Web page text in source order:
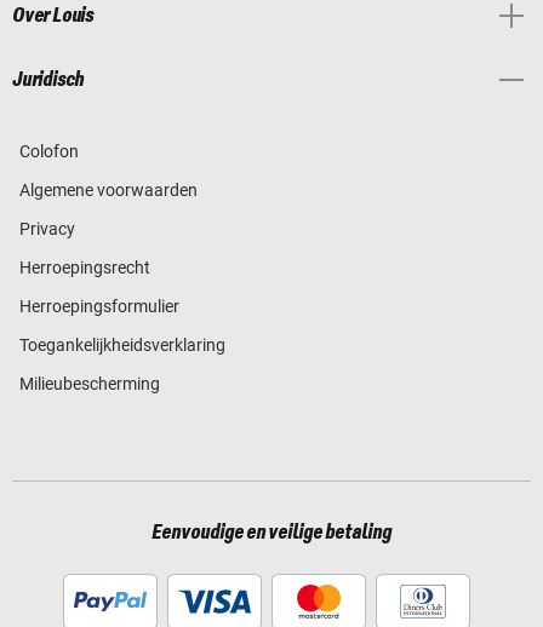
Over Louis
Juridisch
Colofon
Algemene voorwaarden
Privacy
Herroepingsrecht
Herroepingsformulier
Toegankelijkheidsverklaring
Milieubescherming
Eenvoudige en veilige betaling